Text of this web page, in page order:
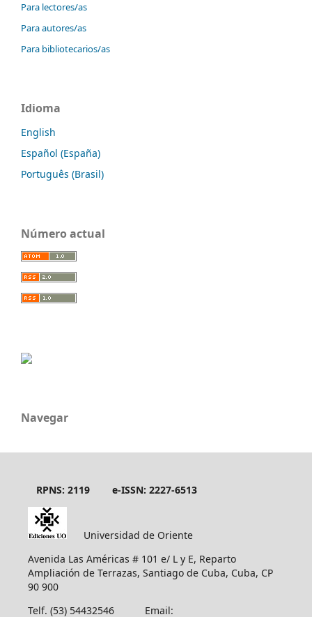
Para lectores/as
Para autores/as
Para bibliotecarios/as
Idioma
English
Español (España)
Português (Brasil)
Número actual
Navegar
RPNS: 2119 e-ISSN: 2227-6513
Universidad de Oriente
Avenida Las Américas # 101 e/ L y E, Reparto
Ampliación de Terrazas, Santiago de Cuba, Cuba, CP
90 900
Telf. (53) 54432546 Email: